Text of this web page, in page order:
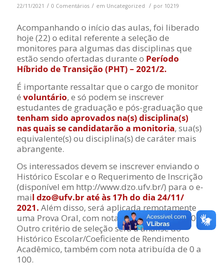
22/11/2021 / 0 Comentários / em Uncategorized / por 10219
Acompanhando o início das aulas, foi liberado
hoje (22) o edital referente a seleção de
monitores para algumas das disciplinas que
estão sendo ofertadas durante o Período
Híbrido de Transição (PHT) – 2021/2.
É importante ressaltar que o cargo de monitor
é voluntário, e só podem se inscrever
estudantes de graduação e pós-graduação que
tenham sido aprovados na(s) disciplina(s)
nas quais se candidatarão a monitoria, sua(s)
equivalente(s) ou disciplina(s) de caráter mais
abrangente.
Os interessados devem se inscrever enviando o
Histórico Escolar e o Requerimento de Inscrição
(disponível em http://www.dzo.ufv.br/) para o e-
mail dzo@ufv.br até às 17h do dia 24/11/
2021. Além disso, será aplicada remotamente
uma Prova Oral, com nota atribuída de 0 a 100.
Outro critério de seleção será a análise do
Histórico Escolar/Coeficiente de Rendimento
Acadêmico, também com nota atribuída de 0 a
100.